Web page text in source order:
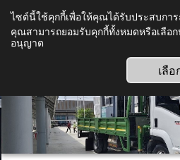
การ์ดเครน รถ
ไซต์นี้ใช้คุกกี้เพื่อให้คุณได้รับประสบกา
คุณสามารถยอมรับคุกกี้ทั้งหมดหรือเลือ
อนุญาต
เลือ